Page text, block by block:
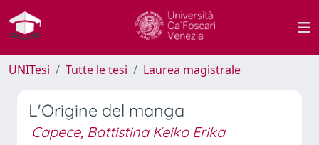
UNITesi Tutte le tesi Laurea magistrale
L'Origine del manga
Capece, Battistina Keiko Erika